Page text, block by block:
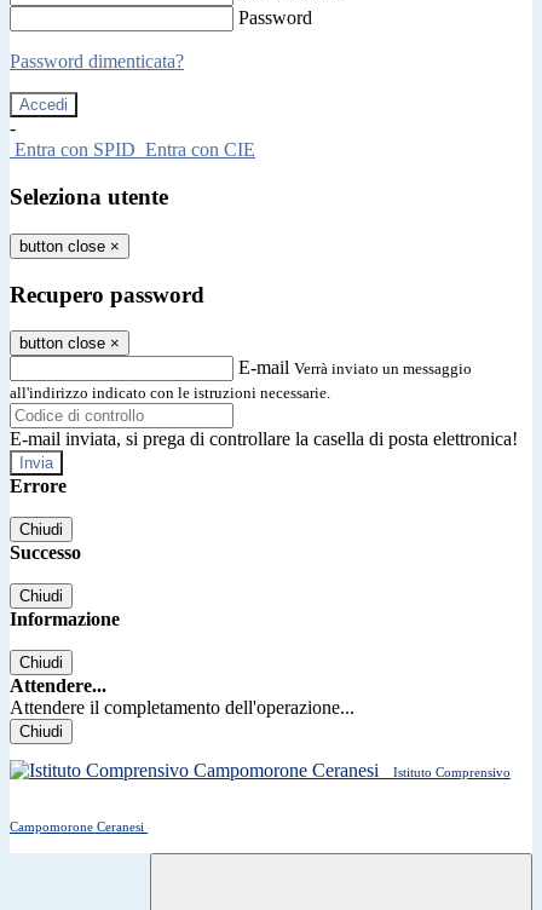
Password
Password dimenticata?
-
Entra con SPID Entra con CIE
Seleziona utente
button close ×
Recupero password
button close ×
E-mail Verrà inviato un messaggio
all'indirizzo indicato con le istruzioni necessarie.
E-mail inviata, si prega di controllare la casella di posta elettronica!
Errore
Chiudi
Successo
Chiudi
Informazione
Chiudi
Attendere...
Attendere il completamento dell'operazione...
Chiudi
Istituto Comprensivo
Campomorone Ceranesi